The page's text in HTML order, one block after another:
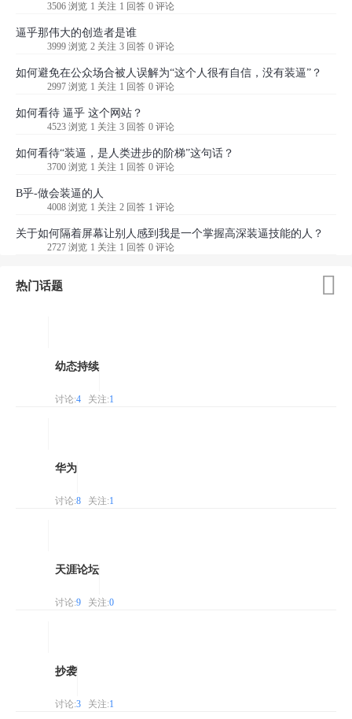
3506 浏览 1 关注 1 回答 0 评论
逼乎那伟大的创造者是谁
3999 浏览 2 关注 3 回答 0 评论
如何避免在公众场合被人误解为“这个人很有自信，没有装逼”？
2997 浏览 1 关注 1 回答 0 评论
如何看待 逼乎 这个网站？
4523 浏览 1 关注 3 回答 0 评论
如何看待“装逼，是人类进步的阶梯”这句话？
3700 浏览 1 关注 1 回答 0 评论
B乎-做会装逼的人
4008 浏览 1 关注 2 回答 1 评论
关于如何隔着屏幕让别人感到我是一个掌握高深装逼技能的人？
2727 浏览 1 关注 1 回答 0 评论
热门话题 
幼态持续
讨论:4 关注:1
华为
讨论:8 关注:1
天涯论坛
讨论:9 关注:0
抄袭
讨论:3 关注:1